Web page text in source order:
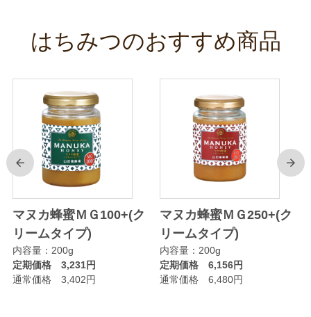
はちみつのおすすめ商品
前
マヌカ蜂蜜ＭＧ100+(ク
リームタイプ)
内容量：200g
定期価格 3,231円
通常価格 3,402円
マヌカ蜂蜜ＭＧ250+(ク
リームタイプ)
内容量：200g
定期価格 6,156円
通常価格 6,480円
次